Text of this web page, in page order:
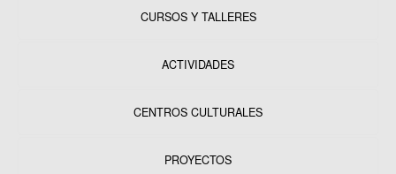
CURSOS Y TALLERES
ACTIVIDADES
CENTROS CULTURALES
PROYECTOS